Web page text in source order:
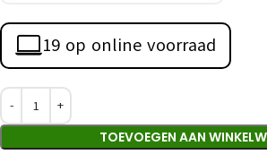
19 op online voorraad
TOEVOEGEN AAN